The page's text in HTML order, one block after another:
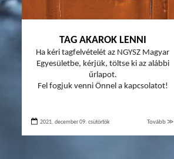
TAG AKAROK LENNI
Ha kéri tagfelvételét az NGYSZ Magyar
Egyesületbe, kérjük, töltse ki az alábbi
űrlapot.
Fel fogjuk venni Önnel a kapcsolatot!
2021. december 09. csütörtök Tovább ≫